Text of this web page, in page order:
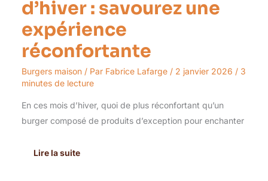
d’hiver : savourez une
expérience
réconfortante
Burgers maison/ Par Fabrice Lafarge / 2 janvier 2026 / 3
minutes de lecture
En ces mois d’hiver, quoi de plus réconfortant qu’un
burger composé de produits d’exception pour enchanter
Lire la suite